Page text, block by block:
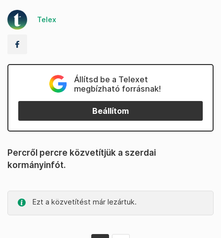
Telex
Állítsd be a Telexet
megbízható forrásnak!
Beállítom
Percről percre közvetítjük a szerdai
kormányinfót.
Ezt a közvetítést már lezártuk.